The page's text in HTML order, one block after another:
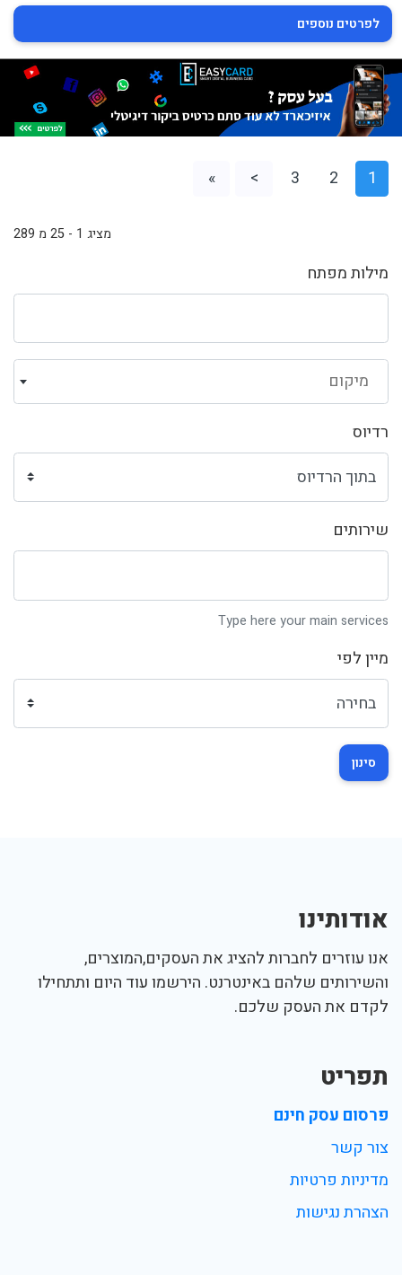
מילות מפתח
מיקום
רדיוס
שירותים
Type here your main services
מיין לפי
סינון
לפרטים נוספים
1
2
3
>
»
מציג 1 - 25 מ 289
אודותינו
אנו עוזרים לחברות להציג את העסקים,המוצרים,
והשירותים שלהם באינטרנט. הירשמו עוד היום ותתחילו
לקדם את העסק שלכם.
תפריט
פרסום עסק חינם
צור קשר
מדיניות פרטיות
הצהרת נגישות